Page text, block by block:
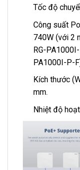
Tốc độ
Công suất
740W (với 2
RG-
PA1000I-P-
Kích thước
mm.
Nhiệt độ